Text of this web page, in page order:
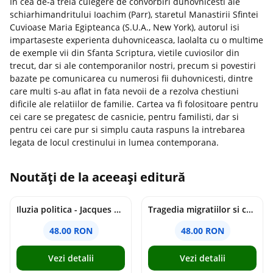
schiarhimandritului Ioachim (Parr), staretul Manastirii Sfintei
Cuvioase Maria Egipteanca (S.U.A., New York), autorul isi
impartaseste experienta duhovniceasca, laolalta cu o multime
de exemple vii din Sfanta Scriptura, vietile cuviosilor din
trecut, dar si ale contemporanilor nostri, precum si povestiri
bazate pe comunicarea cu numerosi fii duhovnicesti, dintre
care multi s-au aflat in fata nevoii de a rezolva chestiuni
dificile ale relatiilor de familie. Cartea va fi folositoare pentru
cei care se pregatesc de casnicie, pentru familisti, dar si
pentru cei care pur si simplu cauta raspuns la intrebarea
legata de locul crestinului in lumea contemporana.
Noutăți de la aceeași editură
Iluzia politica - Jacques Ellul
48.00 RON
Vezi detalii
Tragedia migratiilor si caderea imperiilor. Sfantul Augustin si noi - Chantal Delsol
48.00 RON
Vezi detalii